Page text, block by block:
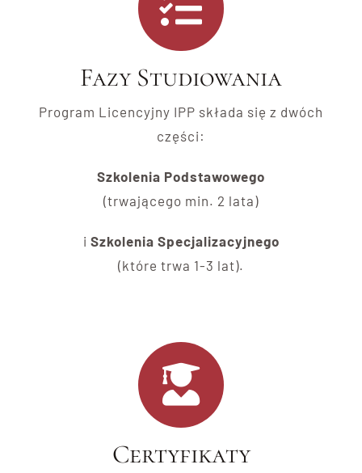
Fazy Studiowania
Program Licencyjny IPP składa się z dwóch
części:
Szkolenia Podstawowego
(trwającego min. 2 lata)
i Szkolenia Specjalizacyjnego
(które trwa 1-3 lat).
Certyfikaty